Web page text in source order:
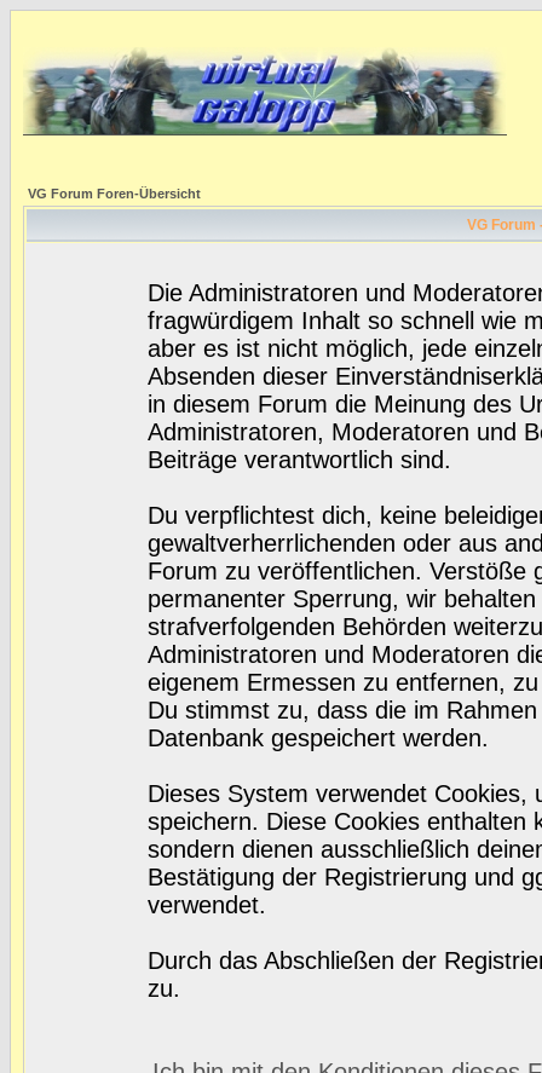
VG Forum Foren-Übersicht
VG
Die Administratoren und
fragwürdigem Inhalt so schnell wie
aber es ist nicht möglich, jede
Absenden dieser
in diesem Forum die Meinung des
Administratoren, Moderatoren und
Beiträge verantwortlich sind.
Du verpflichtest dich, keine
gewaltverherrlichenden oder aus
Forum zu veröffentlichen. Verstöße
permanenter Sperrung, wir
strafverfolgenden Behörden
Administratoren und Moderatoren
eigenem Ermessen zu entfernen,
Du stimmst zu, dass die im
Datenbank gespeichert werden.
Dieses System verwendet
speichern. Diese Cookies enthalten
sondern dienen ausschließlich
Bestätigung der Registrierung und
verwendet.
Durch das Abschließen der
zu.